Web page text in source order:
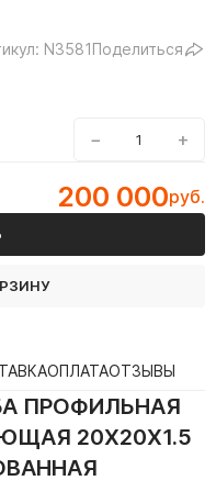
N3581Поделиться
− +
200 000руб.
ОПЛАТАОТЗЫВЫ
ПРОФИЛЬНАЯ
20Х20Х1.5